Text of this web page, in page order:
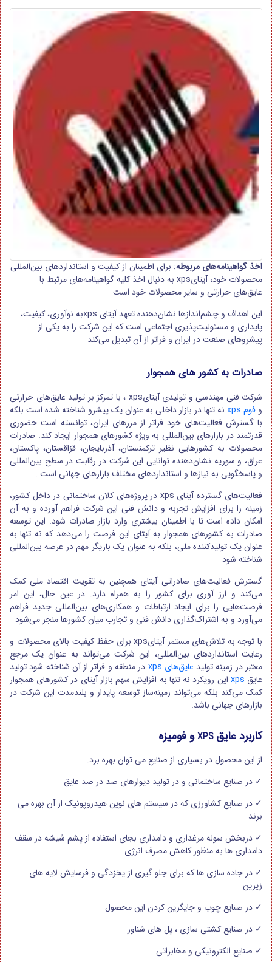
اخذ گواهینامه‌های مربوطه: برای اطمینان از کیفیت و استانداردهای بین‌المللی
محصولات خود، آیتایxps به دنبال اخذ کلیه گواهینامه‌های مرتبط با
عایق‌های حرارتی و سایر محصولات خود است
این اهداف و چشم‌اندازها نشان‌دهنده تعهد آیتای xpsبه نوآوری، کیفیت،
پایداری و مسئولیت‌پذیری اجتماعی است که این شرکت را به یکی از
پیشروهای صنعت در ایران و فراتر از آن تبدیل می‌کند
صادرات به کشور های همجوار
شرکت فنی مهندسی و تولیدی آیتایxps ، با تمرکز بر تولید عایق‌های حرارتی
و فوم xps
نه تنها در بازار داخلی به عنوان یک پیشرو شناخته شده است بلکه
با گسترش فعالیت‌های خود فراتر از مرزهای ایران، توانسته است حضوری
قدرتمند در بازارهای بین‌المللی به ویژه کشورهای همجوار ایجاد کند. صادرات
محصولات به کشورهایی نظیر ترکمنستان، آذربایجان، قزاقستان، پاکستان،
عراق، و سوریه نشان‌دهنده توانایی این شرکت در رقابت در سطح بین‌المللی
و پاسخگویی به نیازها و استانداردهای مختلف بازارهای جهانی است .
فعالیت‌های گسترده آیتای xps در پروژه‌های کلان ساختمانی در داخل کشور،
زمینه را برای افزایش تجربه و دانش فنی این شرکت فراهم آورده و به آن
امکان داده است تا با اطمینان بیشتری وارد بازار صادرات شود. این توسعه
صادرات به کشورهای همجوار به آیتای این فرصت را می‌دهد که نه تنها به
عنوان یک تولیدکننده ملی، بلکه به عنوان یک بازیگر مهم در عرصه بین‌المللی
شناخته شود
گسترش فعالیت‌های صادراتی آیتای همچنین به تقویت اقتصاد ملی کمک
می‌کند و ارز آوری برای کشور را به همراه دارد. در عین حال، این امر
فرصت‌هایی را برای ایجاد ارتباطات و همکاری‌های بین‌المللی جدید فراهم
می‌آورد و به اشتراک‌گذاری دانش فنی و تجارب میان کشورها منجر می‌شود
با توجه به تلاش‌های مستمر آیتایxps برای حفظ کیفیت بالای محصولات و
رعایت استانداردهای بین‌المللی، این شرکت می‌تواند به عنوان یک مرجع
معتبر در زمینه تولید عایق‌های xps
در منطقه و فراتر از آن شناخته شود تولید
عایق xps این رویکرد نه تنها به افزایش سهم بازار آیتای در کشورهای همجوار
کمک می‌کند بلکه می‌تواند زمینه‌ساز توسعه پایدار و بلندمدت این شرکت در
بازارهای جهانی باشد.
کاربرد عایق و فومیزه
از این محصول در بسیاری از صنایع می توان بهره برد.
✓ در صنایع ساختمانی و در تولید دیوارهای صد در صد عایق
✓ در صنایع کشاورزی که در سیستم های نوین هیدروپونیک از آن بهره می
برند
✓ دربخش سوله مرغداری و دامداری بجای استفاده از پشم شیشه در سقف
دامداری ها به منظور کاهش مصرف انرژی
✓ در جاده سازی ها که برای جلو گیری از یخزدگی و فرسایش لایه های
زیرین
✓ در صنایع چوب و جایگزین کردن این محصول
✓ در صنایع کشتی سازی ، پل های شناور
✓ صنایع الکترونیکی و مخابراتی